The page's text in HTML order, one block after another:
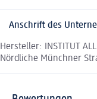
Anschrift des
Hersteller: INSTITUT
Nördliche Münchner